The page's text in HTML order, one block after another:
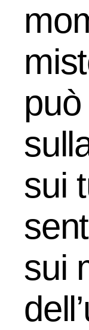
sui
sui